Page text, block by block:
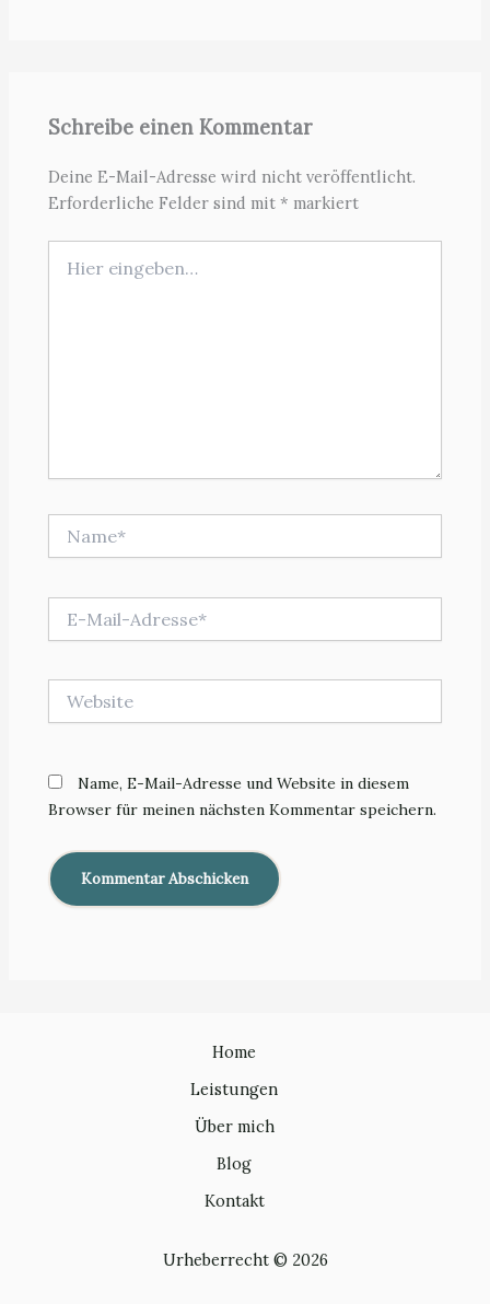
Schreibe einen Kommentar
Deine E-Mail-Adresse wird nicht veröffentlicht.
Erforderliche Felder sind mit* markiert
eingeben…
Mail-
Name, E-Mail-Adresse und Website in diesem
Browser für meinen nächsten Kommentar speichern.
Home
Leistungen
Über mich
Blog
Kontakt
Urheberrecht © 2026